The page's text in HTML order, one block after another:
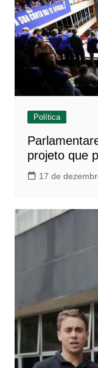
Política
projeto que
17 de